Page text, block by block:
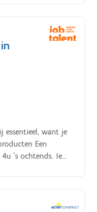
essentieel, want je
Een
's ochtends. Je
producten op